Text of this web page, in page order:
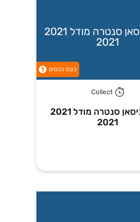
ניסאן ניסאן סנטרה מודל 2021
2021
כונס נכסים ?
Collect
ניסאן ניסאן סנטרה מודל 2021
2021